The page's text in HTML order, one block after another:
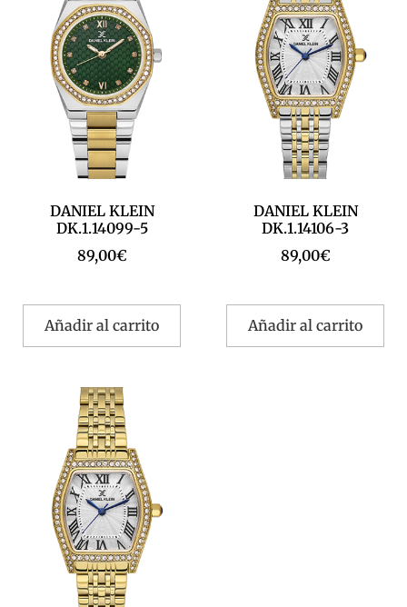
DANIEL KLEIN
DK.1.14099-5
89,00€
Añadir al carrito
DANIEL KLEIN
DK.1.14106-3
89,00€
Añadir al carrito